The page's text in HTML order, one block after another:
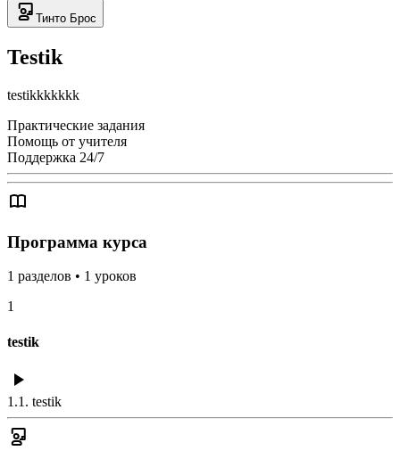
Тинто Брос
Testik
testikkkkkkk
Практические задания
Помощь от учителя
Поддержка 24/7
Программа курса
1 разделов • 1 уроков
1
testik
1.1 . testik